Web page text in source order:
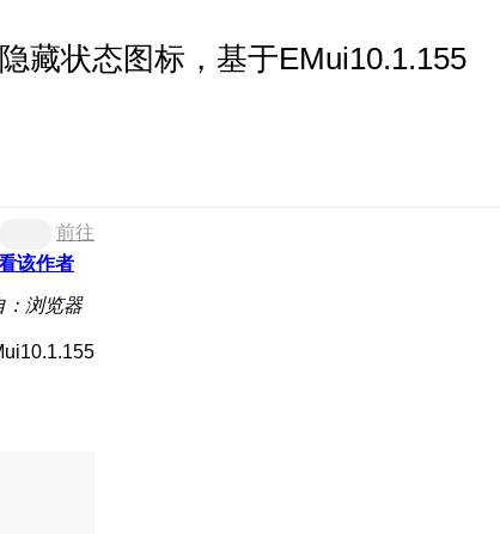
藏状态图标，基于EMui10.1.155
前往
该作者
：浏览器